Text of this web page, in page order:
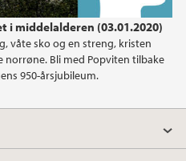
i middelalderen (03.01.2020)
våte sko og en streng, kristen
Bli med Popviten tilbake
950-årsjubileum.